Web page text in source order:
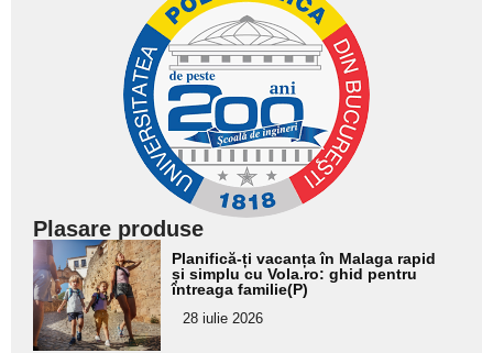
Plasare produse
Adaugă
aici textul
pentru
subtitlu
Planifică-ți vacanța în Malaga rapid
și simplu cu Vola.ro: ghid pentru
întreaga familie(P)
28 iulie 2026